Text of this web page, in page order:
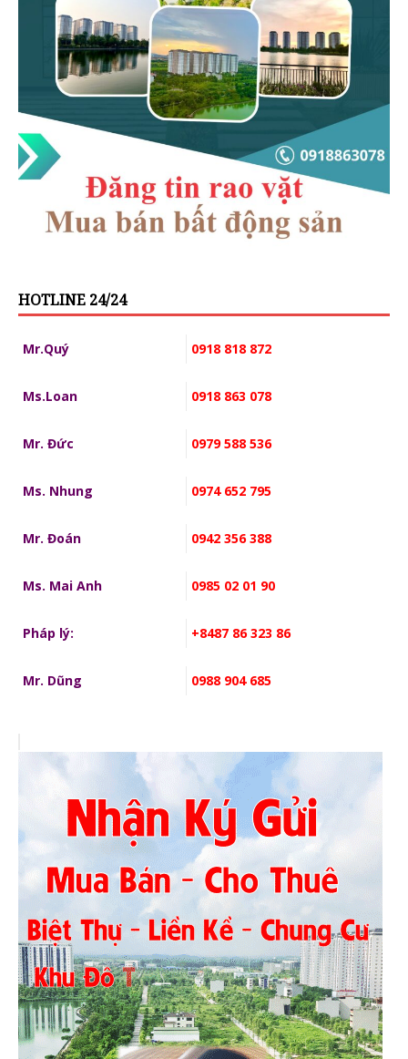
HOTLINE 24/24
Mr.Quý 0918 818 872
Ms.Loan 0918 863 078
Mr. Đức 0979 588 536
Ms. Nhung 0974 652 795
Mr. Đoán 0942 356 388
Ms. Mai Anh 0985 02 01 90
Pháp lý: +8487 86 323 86
Mr. Dũng 0988 904 685